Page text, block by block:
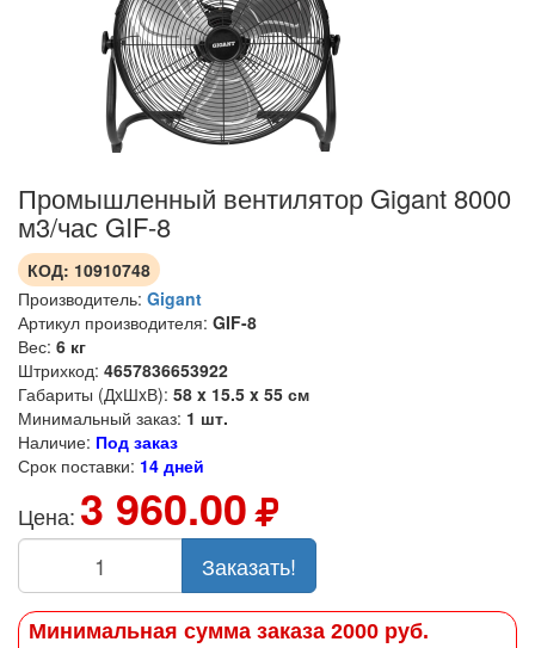
Промышленный вентилятор Gigant 8000
м3/час GIF-8
КОД: 10910748
Производитель: Gigant
Артикул производителя: GIF-8
Вес: 6 кг
Штрихкод: 4657836653922
Габариты (ДxШxВ): 58 x 15.5 x 55 см
Минимальный заказ: 1 шт.
Наличие: Под заказ
Срок поставки: 14 дней
Цена: 3 960.00
Заказать!
Минимальная сумма заказа 2000 руб.